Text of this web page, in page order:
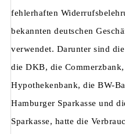
fehlerhaften
bekannten deutschen
verwendet. Darunter sind
die DKB, die
Hypothekenbank, die BW-
Hamburger Sparkasse und
Sparkasse, hatte die